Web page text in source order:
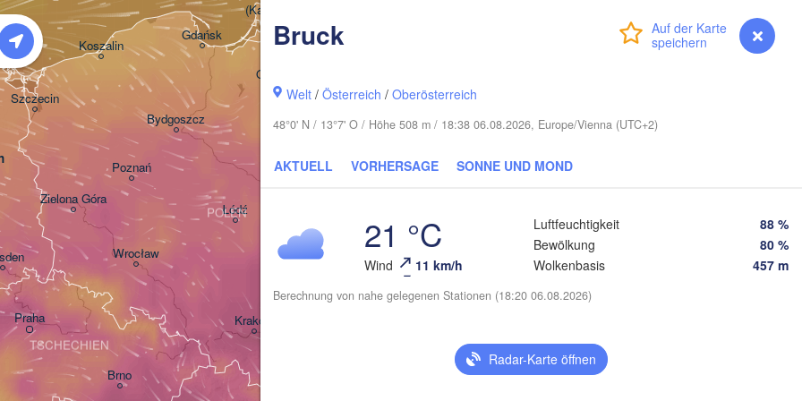
myVentusky Vorhersage
Bruck
Welt /Österreich /Oberösterreich
48°0' N / 13°7' O / Höhe 508 m / 18:38 06.08.2026, Europe/Vienna (UTC+2)
AKTUELL VORHERSAGE SONNE UND MOND
21 °C
Wind 11 km/h
Luftfeuchtigkeit
88 %
Bewölkung
80 %
Wolkenbasis
457 m
Berechnung von nahe gelegenen Stationen (18:20 06.08.2026)
Radar-Karte öffnen
Praha Kraków
Łódź
Wrocław
Poznań
Olsztyn
Koszalin
Zielona Góra
Szczecin
Gdańsk
Brno
(Kaliningrad)
Bydgoszcz
POLEN
TSCHECHIEN
(Babrujsk)
Баранавічы
(Baranavičy)
Житомир
(Zhytomyr)
Хмельницький
(Khmelnytskyi)
Пінск
Салігорск
Магілёў
Вінниця
(Vinnytsia)
Lublin
Брэст
Івано-Франківськ